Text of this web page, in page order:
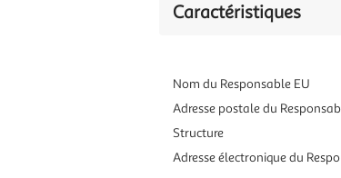
Caractéristiques
Nom du Responsable EU
Adresse postale du
Structure
Adresse électronique du